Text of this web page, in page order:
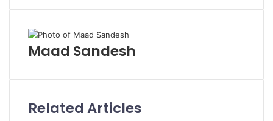
Maad Sandesh
Related Articles